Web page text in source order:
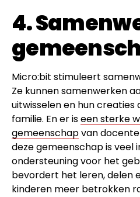
4.
Micro:bit stimuleert
Ze kunnen samenwerken
uitwisselen en hun
familie. En er iseen sterke
gemeenschapvan
deze gemeenschap is veel
ondersteuning voor het
bevordert het leren, delen
kinderen meer betrokken